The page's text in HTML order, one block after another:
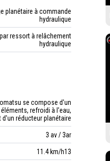
planétaire à commande
hydraulique
ressort à relâchement
hydraulique
se compose d'un
refroidi à l'eau,
d'un réducteur planétaire
3 av / 3ar
11.4 km/h13